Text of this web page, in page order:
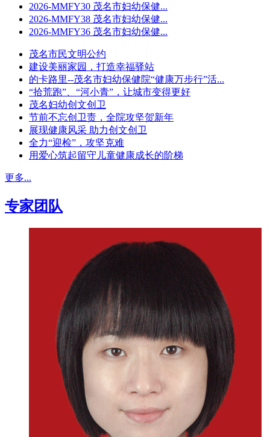
2026-MMFY30 茂名市妇幼保健...
2026-MMFY38 茂名市妇幼保健...
2026-MMFY36 茂名市妇幼保健...
茂名市民文明公约
建设美丽家园，打造幸福驿站
的卡路里--茂名市妇幼保健院“健康万步行”活...
“拾荒跑”、“河小青”，让城市变得更好
茂名妇幼创文创卫
节前不忘创卫责，全院攻坚贺新年
展现健康风采 助力创文创卫
全力“迎检”，攻坚克难
用爱心筑起留守儿童健康成长的阶梯
更多...
专家团队